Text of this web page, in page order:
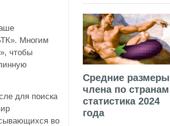
Многим
чтобы
для поиска
во
Средние размеры
члена по
статистика 2024
года